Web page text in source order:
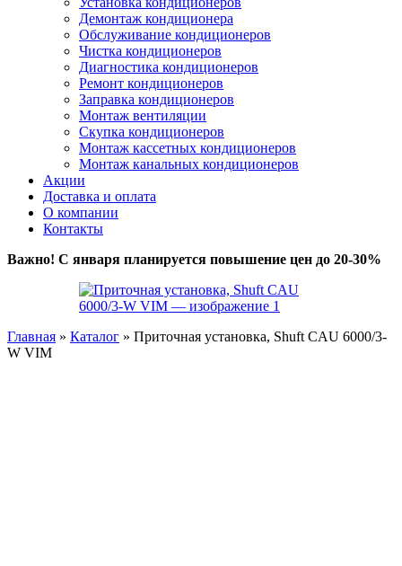
Демонтаж кондиционера
Обслуживание кондиционеров
Чистка кондиционеров
Диагностика кондиционеров
Ремонт кондиционеров
Заправка кондиционеров
Монтаж вентиляции
Скупка кондиционеров
Монтаж кассетных кондиционеров
Монтаж канальных кондиционеров
Акции
Доставка и оплата
О компании
Контакты
Важно! С января планируется повышение цен до 20-30%
Главная » Каталог » Приточная установка, Shuft CAU 6000/3-
W VIM